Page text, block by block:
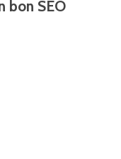
bon SEO